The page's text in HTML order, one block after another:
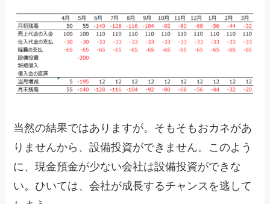
当然の結果ではありますが。そもそもおカネがあ
りませんから、設備投資ができません。このよう
に、現金預金が少ない会社は設備投資ができな
い。ひいては、会社が成長するチャンスを逃して